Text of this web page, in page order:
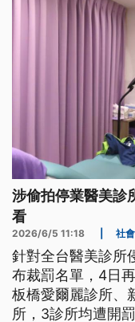
涉偷拍停業醫美診
看
2026/6/5 11:18 社會
針對全台醫美診所
布裁罰名單，4日
板橋愛爾麗診所、
所，3診所均遭開